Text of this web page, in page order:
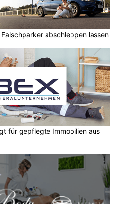
abschleppen lassen
für gepflegte Immobilien aus